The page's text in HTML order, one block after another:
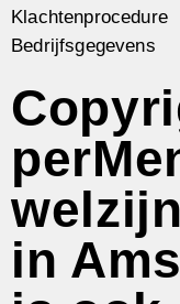
Klachtenprocedure
Bedrijfsgegevens
in